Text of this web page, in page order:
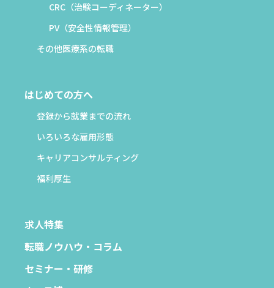
CRC（治験コーディネーター）
PV（安全性情報管理）
その他医療系の転職
はじめての方へ
登録から就業までの流れ
いろいろな雇用形態
キャリアコンサルティング
福利厚生
求人特集
転職ノウハウ・コラム
セミナー・研修